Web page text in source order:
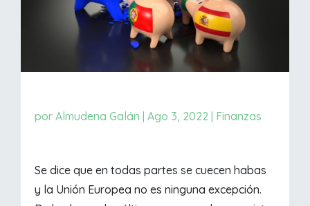
porAlmudena Galán |Ago 3, 2022 Finanzas
Se dice que en todas partes se cuecen habas
y la Unión Europea no es ninguna excepción.